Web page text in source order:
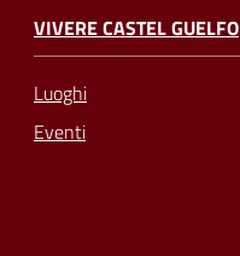
VIVERE CASTEL GUELFO
Luoghi
Eventi